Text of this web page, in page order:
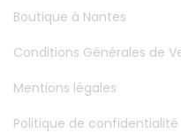
Boutique à Nantes
Conditions Générales de
Mentions légales
Politique de confidentialité